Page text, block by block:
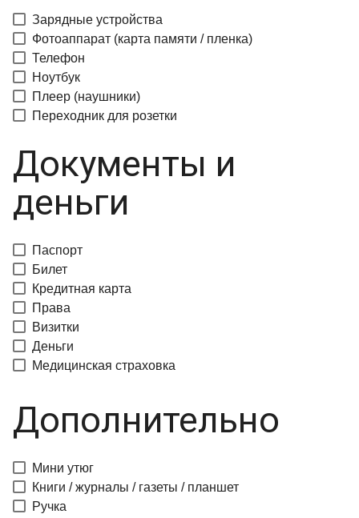
Зарядные устройства
Фотоаппарат (карта памяти / пленка)
Телефон
Ноутбук
Плеер (наушники)
Переходник для розетки
Документы и
деньги
Паспорт
Билет
Кредитная карта
Права
Визитки
Деньги
Медицинская страховка
Дополнительно
Мини утюг
Книги / журналы / газеты / планшет
Ручка